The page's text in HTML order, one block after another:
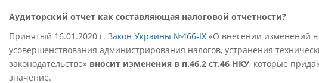
Аудиторский отчет как составляющая налоговой отчетности?
Принятый 16.01.2020 г. Закон Украины №466-IX «О внесении изменений
усовершенствования администрирования налогов, устранения
законодательстве» вносит изменения в п.46.2 ст.46 НКУ, которые
значение.